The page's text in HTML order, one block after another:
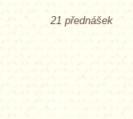
21 přednášek